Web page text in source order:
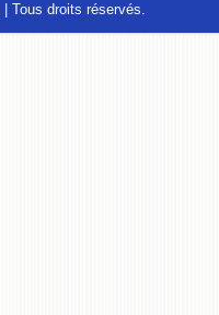
| Tous droits réservés.